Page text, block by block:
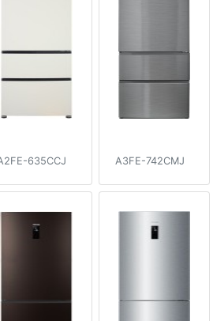
635CCJ A3FE-742CMJ